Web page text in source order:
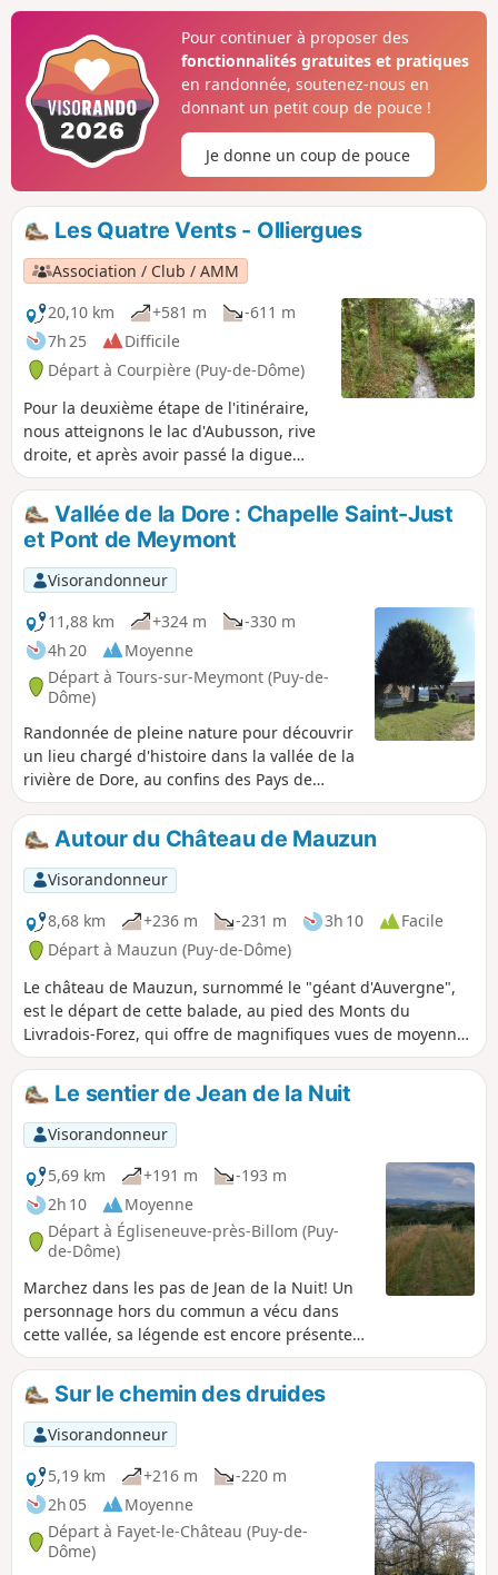
finir, de la Chaîne des Puys.Pour continuer à proposer des
fonctionnalités gratuites et pratiques
en randonnée, soutenez-nous en
donnant un petit coup de pouce !
Je donne un coup de pouce
Les Quatre Vents - Olliergues
Association / Club / AMM
20,10 km
+581 m
-611 m
7h 25
Difficile
Départ à Courpière (Puy-de-Dôme)
Pour la deuxième étape de l'itinéraire,
nous atteignons le lac d'Aubusson, rive
droite, et après avoir passé la digue
nous empruntons un PR® qui s'élève
doucement pour nous amener au bourg
d'Augerolles. Nous passons à côté du
site du Pied de Bœuf et nous atteignons
le bourg d'Olmet. Nous passons par la
croix de Chamaly et descendons en
douceur vers la vallée de la Dore pour
atteindre la mairie d'Olliergues par une
rue en escalier (la rue des Cors).
Vallée de la Dore : Chapelle Saint-Just
et Pont de Meymont
Visorandonneur
11,88 km
+324 m
-330 m
4h 20
Moyenne
Départ à Tours-sur-Meymont (Puy-de-
Dôme)
Randonnée de pleine nature pour découvrir
un lieu chargé d'histoire dans la vallée de la
rivière de Dore, au confins des Pays de
Courpière, Cunlhat et d'Olliergues, au coeur
du Parc Naturel Régional Livradois-Forez.
Une partie du parcours emprunte "le
chemin vieux" soit l'ancienne voie de
communication du Moyen-Age qui reliait
Meymont à Cunlhat via Tours Sur Meymont
par l'Alligier, Les Gouttes etc.
Autour du Château de Mauzun
Visorandonneur
8,68 km
+236 m -231 m 3h 10
Facile
Départ à Mauzun (Puy-de-Dôme)
Le château de Mauzun, surnommé le "géant d'Auvergne",
est le départ de cette balade, au pied des Monts du
Livradois-Forez, qui offre de magnifiques vues de moyenne
montagne. Suivre le parcours jaune à partir de la sortie du
village.Le sentier de Jean de la Nuit
Visorandonneur
5,69 km
+191 m
-193 m
2h 10
Moyenne
Départ à Égliseneuve-près-Billom (Puy-
de-Dôme)
Marchez dans les pas de Jean de la Nuit! Un
personnage hors du commun a vécu dans
cette vallée, sa légende est encore présente
dans les mémoires. Avec lui, partons à la
rencontre de ce qui fut l’activité dans la vallée,
à la découverte du patrimoine, de la faune et
la flore que l’on pourra côtoyer pendant la
promenade.
Sur le chemin des druides
Visorandonneur
5,19 km
+216 m
-220 m
2h 05
Moyenne
Départ à Fayet-le-Château (Puy-de-
Dôme)